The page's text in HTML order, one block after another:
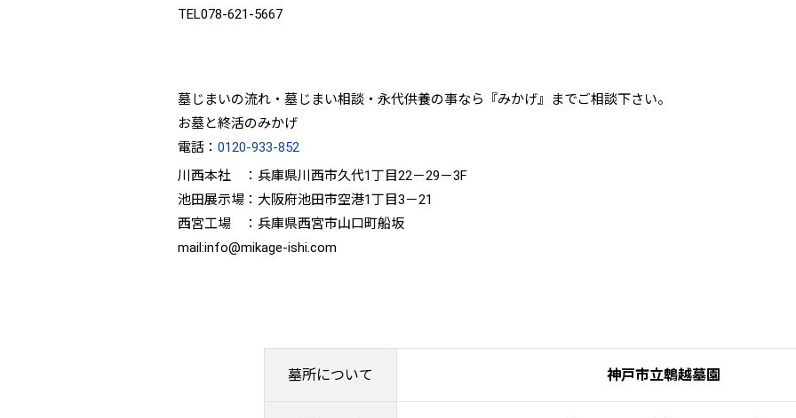
TEL078-621-5667
墓じまいの流れ・墓じまい相談・永代供養の事なら『みかげ』までご相談下さい。
お墓と終活のみかげ
電話： 0120-933-852
川西本社 ：兵庫県川西市久代1丁目22－29－3F
池田展示場：大阪府池田市空港1丁目3－21
西宮工場 ：兵庫県西宮市山口町船坂
mail:info@mikage-ishi.com
墓所について 神戸市立鵯越墓園